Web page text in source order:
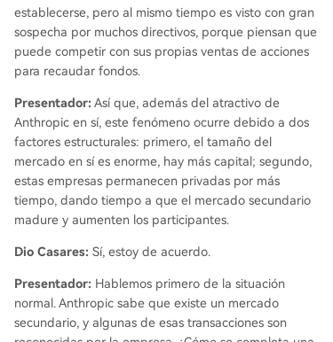
establecerse, pero al mismo tiempo es visto con gran
sospecha por muchos directivos, porque piensan que
puede competir con sus propias ventas de acciones
para recaudar fondos.
Presentador: Así que, además del atractivo de
Anthropic en sí, este fenómeno ocurre debido a dos
factores estructurales: primero, el tamaño del
mercado en sí es enorme, hay más capital; segundo,
estas empresas permanecen privadas por más
tiempo, dando tiempo a que el mercado secundario
madure y aumenten los participantes.
Dio Casares: Sí, estoy de acuerdo.
Presentador: Hablemos primero de la situación
normal. Anthropic sabe que existe un mercado
secundario, y algunas de esas transacciones son